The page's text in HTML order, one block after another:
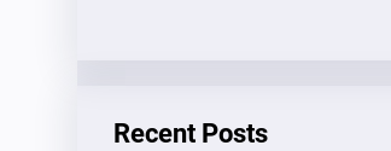
Recent Posts